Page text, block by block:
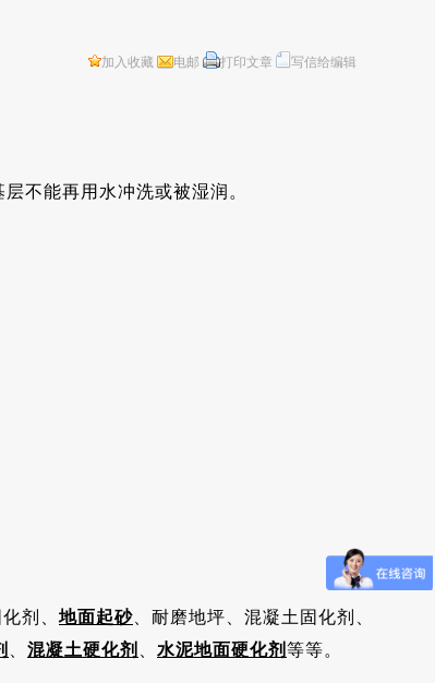
加入收藏 电邮 打印文章 写信给编辑
不能再用水冲洗或被湿润。
剂、 地面起砂 、耐磨地坪、混凝土固化剂、
混凝土硬化剂 水泥地面硬化剂 等等。